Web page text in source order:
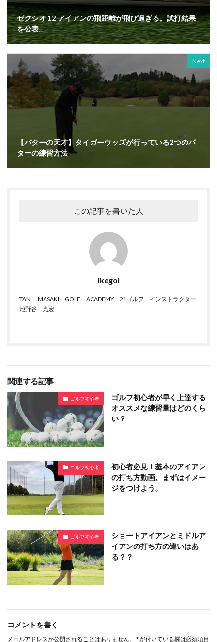
ゼクシオ 12 アイアンの飛距離が飛び過ぎる。試打結果
を公表。
Next
【パターの天才】タイガーウッズが行っている2つのパ
ターの練習方法
この記事を書いた人
ikegol
TANI MASAKI GOLF ACADEMY 21ゴルフ インストラクター
池野谷 光宏
関連する記事
ゴルフ初心者
ゴルフ初心者が早く上達する
オススメな練習量はどのくら
い？
ゴルフ初心者
初心者必見！基本のアイアン
の打ち方動画。まずはイメー
ジをつけよう。
ゴルフ初心者
ショートアイアンとミドルア
イアンの打ち方の違いはあ
る？？
コメントを書く
メールアドレスが公開されることはありません。 *が付いている欄は必須項目